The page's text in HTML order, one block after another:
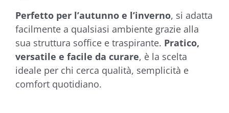
Perfetto per l’autunno e l’inverno, si adatta
facilmente a qualsiasi ambiente grazie alla
sua struttura soffice e traspirante. Pratico,
versatile e facile da curare, è la scelta
ideale per chi cerca qualità, semplicità e
comfort quotidiano.